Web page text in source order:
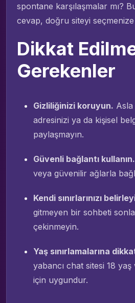
spontane karşılaşmalar mı?
cevap, doğru siteyi seçmenize
Dikkat
Gerekenler
Gizliliğinizi koruyun. Asla
adresinizi ya da kişisel
paylaşmayın.
Güvenli bağlantı kullanın.
veya güvenilir ağlarla
Kendi sınırlarınızı
gitmeyen bir sohbeti
çekinmeyin.
Yaş sınırlamalarına
yabancı chat sitesi 18 yaş
için uygundur.